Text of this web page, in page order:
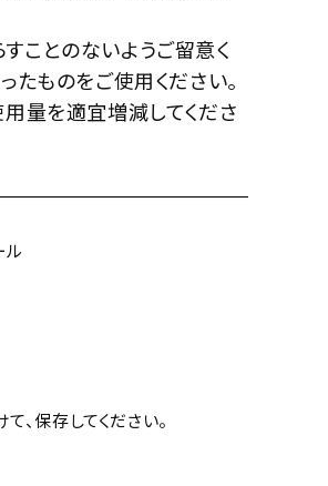
ことのないようご留意く
たものをご使用ください。
量を適宜増減してくださ
ル
、保存してください。